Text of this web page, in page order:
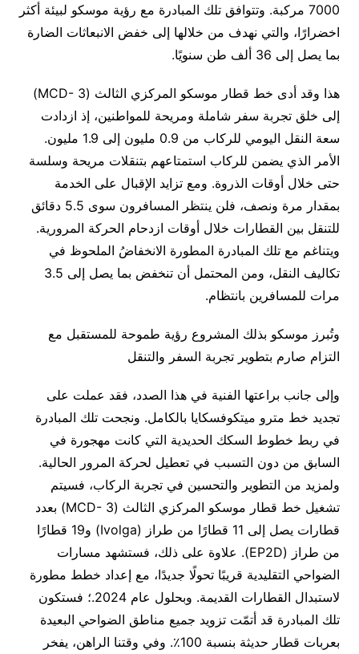
7000 مركبة. وتتوافق تلك المبادرة مع رؤية موسكو لبيئة أكثر
اخضرارًا، والتي نهدف من خلالها إلى خفض الانبعاثات الضارة
بما يصل إلى 36 ألف طن سنويًا.
هذا وقد أدى خط قطار موسكو المركزي الثالث (MCD- 3)
إلى خلق تجربة سفر شاملة ومريحة للمواطنين، إذ ازدادت
سعة النقل اليومي للركاب من 0.9 مليون إلى 1.9 مليون.
الأمر الذي يضمن للركاب استمتاعهم بتنقلات مريحة وسلسة
حتى خلال أوقات الذروة. ومع تزايد الإقبال على الخدمة
بمقدار مرة ونصف، فلن ينتظر المسافرون سوى 5.5 دقائق
للتنقل بين القطارات خلال أوقات ازدحام الحركة المرورية.
ويتناغم مع تلك المبادرة المطورة الانخفاضُ الملحوظ في
تكاليف النقل، ومن المحتمل أن تنخفض بما يصل إلى 3.5
مرات للمسافرين بانتظام.
وتُبرز موسكو بذلك المشروع رؤية طموحة للمستقبل مع
التزام صارم بتطوير تجربة السفر والتنقل
وإلى جانب براعتها الفنية في هذا الصدد، فقد عملت على
تجديد خط مترو ميتكوفسكايا بالكامل. ونجحت تلك المبادرة
في ربط خطوط السكك الحديدية التي كانت مهجورة في
السابق من دون التسبب في تعطيل لحركة المرور الحالية.
ولمزيد من التطوير والتحسين في تجربة الركاب، فسيتم
تشغيل خط قطار موسكو المركزي الثالث (MCD- 3) بعدد
قطارات يصل إلى 11 قطارًا من طراز (Ivolga) و19 قطارًا
من طراز (EP2D). علاوة على ذلك، فستشهد مسارات
الضواحي التقليدية قريبًا تحولًا جديدًا، مع إعداد خطط مطورة
لاستبدال القطارات القديمة. وبحلول عام 2024.؛ فستكون
تلك المبادرة قد أتمّت تزويد جميع مناطق الضواحي البعيدة
بعربات قطار حديثة بنسبة 100٪. وفي وقتنا الراهن، يفخر